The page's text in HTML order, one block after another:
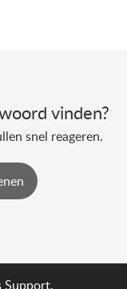
vinden?
snel reageren.
Support.